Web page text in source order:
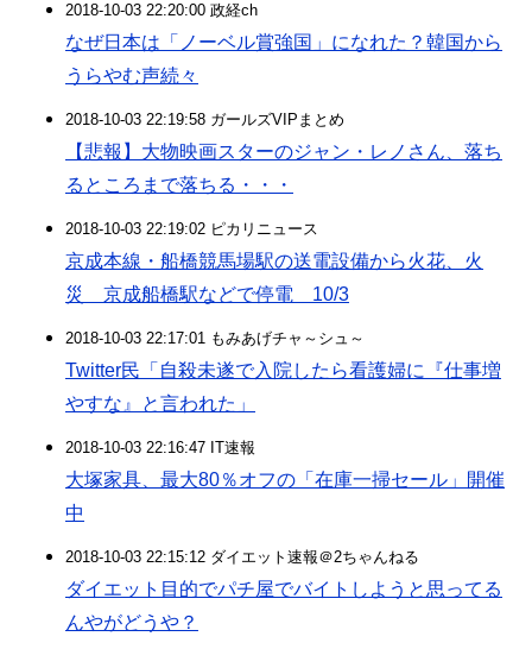
2018-10-03 22:20:00 政経ch
なぜ日本は「ノーベル賞強国」になれた？韓国から
うらやむ声続々
2018-10-03 22:19:58 ガールズVIPまとめ
【悲報】大物映画スターのジャン・レノさん、落ち
るところまで落ちる・・・
2018-10-03 22:19:02 ピカリニュース
京成本線・船橋競馬場駅の送電設備から火花、火
災 京成船橋駅などで停電 10/3
2018-10-03 22:17:01 もみあげチャ～シュ～
Twitter民「自殺未遂で入院したら看護婦に『仕事増
やすな』と言われた」
2018-10-03 22:16:47 IT速報
大塚家具、最大80％オフの「在庫一掃セール」開催
中
2018-10-03 22:15:12 ダイエット速報＠2ちゃんねる
ダイエット目的でパチ屋でバイトしようと思ってる
んやがどうや？